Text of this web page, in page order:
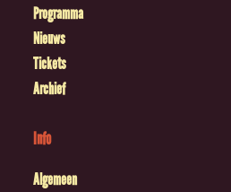
Programma
Nieuws
Tickets
Archief
Info
Algemeen